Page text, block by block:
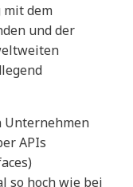
mit dem
und der
Unternehmen
APIs
so hoch wie bei